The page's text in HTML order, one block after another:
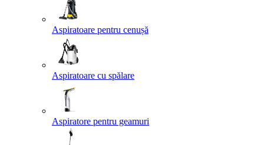
Aspiratoare pentru cenușă
Aspiratoare cu spălare
Aspiratore pentru geamuri